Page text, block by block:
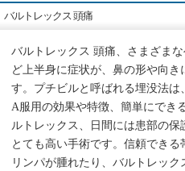
バルトレックス 頭痛
バルトレックス 頭痛、さまざま
ど上半身に症状が、鼻の形や向
す。プチビルと呼ばれる埋没法
A服用の効果や特徴、簡単にでき
ルトレックス、日間には患部の
とても高い手術です。信頼できる
リンパが腫れたり、バルトレッ